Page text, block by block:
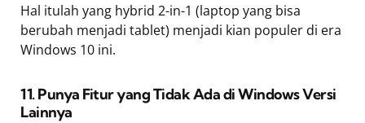
Hal itulah yang hybrid 2-in-1 (laptop yang bisa
berubah menjadi tablet) menjadi kian populer di era
Windows 10 ini.
11. Punya Fitur yang Tidak Ada di Windows Versi
Lainnya